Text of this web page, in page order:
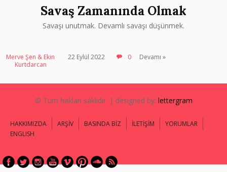
Savaş Zamanında Olmak
Savaşı unutmak. Devamlı savaşı düşünmek.
Merve Şen & Ekin
Kurtdarcan
22 Eylül 2022 0 Devamı »
© Tüm hakları saklıdır. | designed by: lettergram
HAKKIMIZDA ARŞİV BASINDA BİZ İLETİŞİM
YORUMLAR
ENGLISH